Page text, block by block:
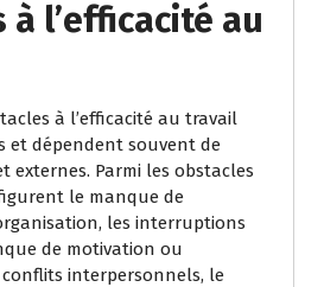
l’efficacité au
à l’efficacité au travail
et dépendent souvent de
externes. Parmi les obstacles
le manque de
les interruptions
de motivation ou
conflits interpersonnels, le